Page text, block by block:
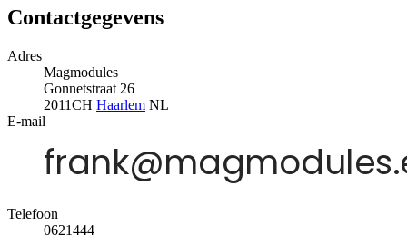
Contactgegevens
Adres
Magmodules
Gonnetstraat 26
2011CH Haarlem NL
E-mail
Telefoon
0621444